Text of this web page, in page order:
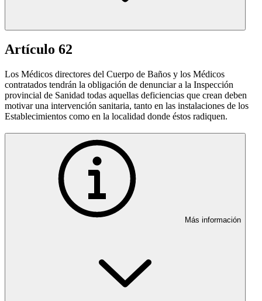
Artículo 62
Los Médicos directores del Cuerpo de Baños y los Médicos
contratados tendrán la obligación de denunciar a la Inspección
provincial de Sanidad todas aquellas deficiencias que crean deben
motivar una intervención sanitaria, tanto en las instalaciones de los
Establecimientos como en la localidad donde éstos radiquen.
Más información